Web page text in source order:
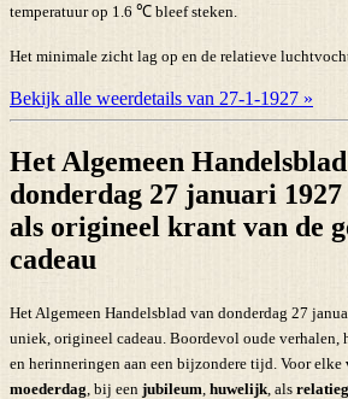
temperatuur op 1.6 ℃ bleef steken.
Het minimale zicht lag op en de relatieve
Bekijk alle weerdetails van 27-1-1927 »
Het Algemeen
donderdag 27 januari 1927
als origineel krant van de
cadeau
Het Algemeen Handelsblad van donderdag 27
uniek, origineel cadeau. Boordevol oude verhalen,
en herinneringen aan een bijzondere tijd. Voor elke
moederdag , bij een jubileum huwelijk , als